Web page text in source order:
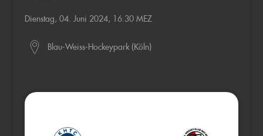
Dienstag, 04. Juni 2024, 16:30 MEZ
Blau-Weiss-Hockeypark (Köln)